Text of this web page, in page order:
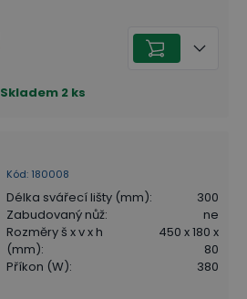
Skladem 2 ks
Kód: 180008
Délka svářecí lišty (mm):
300
Zabudovaný nůž:
ne
Rozměry š x v x h
(mm):
450 x 180 x
80
Příkon (W): 380